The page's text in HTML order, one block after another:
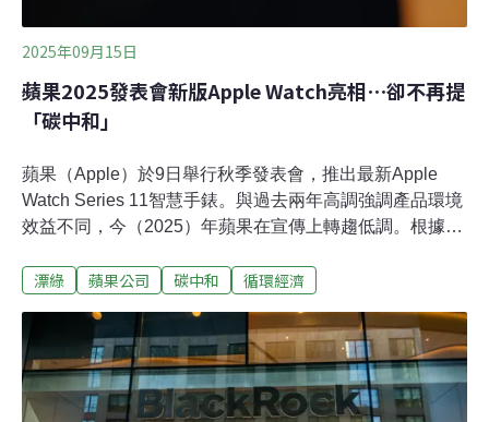
2025年09月15日
蘋果2025發表會新版Apple Watch亮相⋯卻不再提
「碳中和」
蘋果（Apple）於9日舉行秋季發表會，推出最新Apple
Watch Series 11智慧手錶。與過去兩年高調強調產品環境
效益不同，今（2025）年蘋果在宣傳上轉趨低調。根據官
（carbon neutral）字眼，進一步對比同類產品及配件的溫
和」手錶論述消失，碳權抵換方式遭質疑蘋果在2023年推
出首批碳中和產品，並在隔年將達標產品範圍從智慧手錶
擴大至Mac Mini桌上型電腦，力圖在2030年以前讓所有產
品都滿足減碳標準。然而，今年包含發表會及產品說明在
漂綠 蘋果公司 碳中和 循環經濟